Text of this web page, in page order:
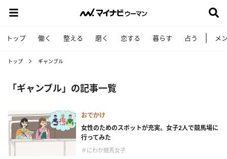
トップ 働く 整える 磨く 恋する 暮らす 占う メ
トップ ギャンブル
「ギャンブル」の記事一覧
おでかけ
女性のためのスポットが充実。女子2人で競馬場に
行ってみた
＃にわか競馬女子